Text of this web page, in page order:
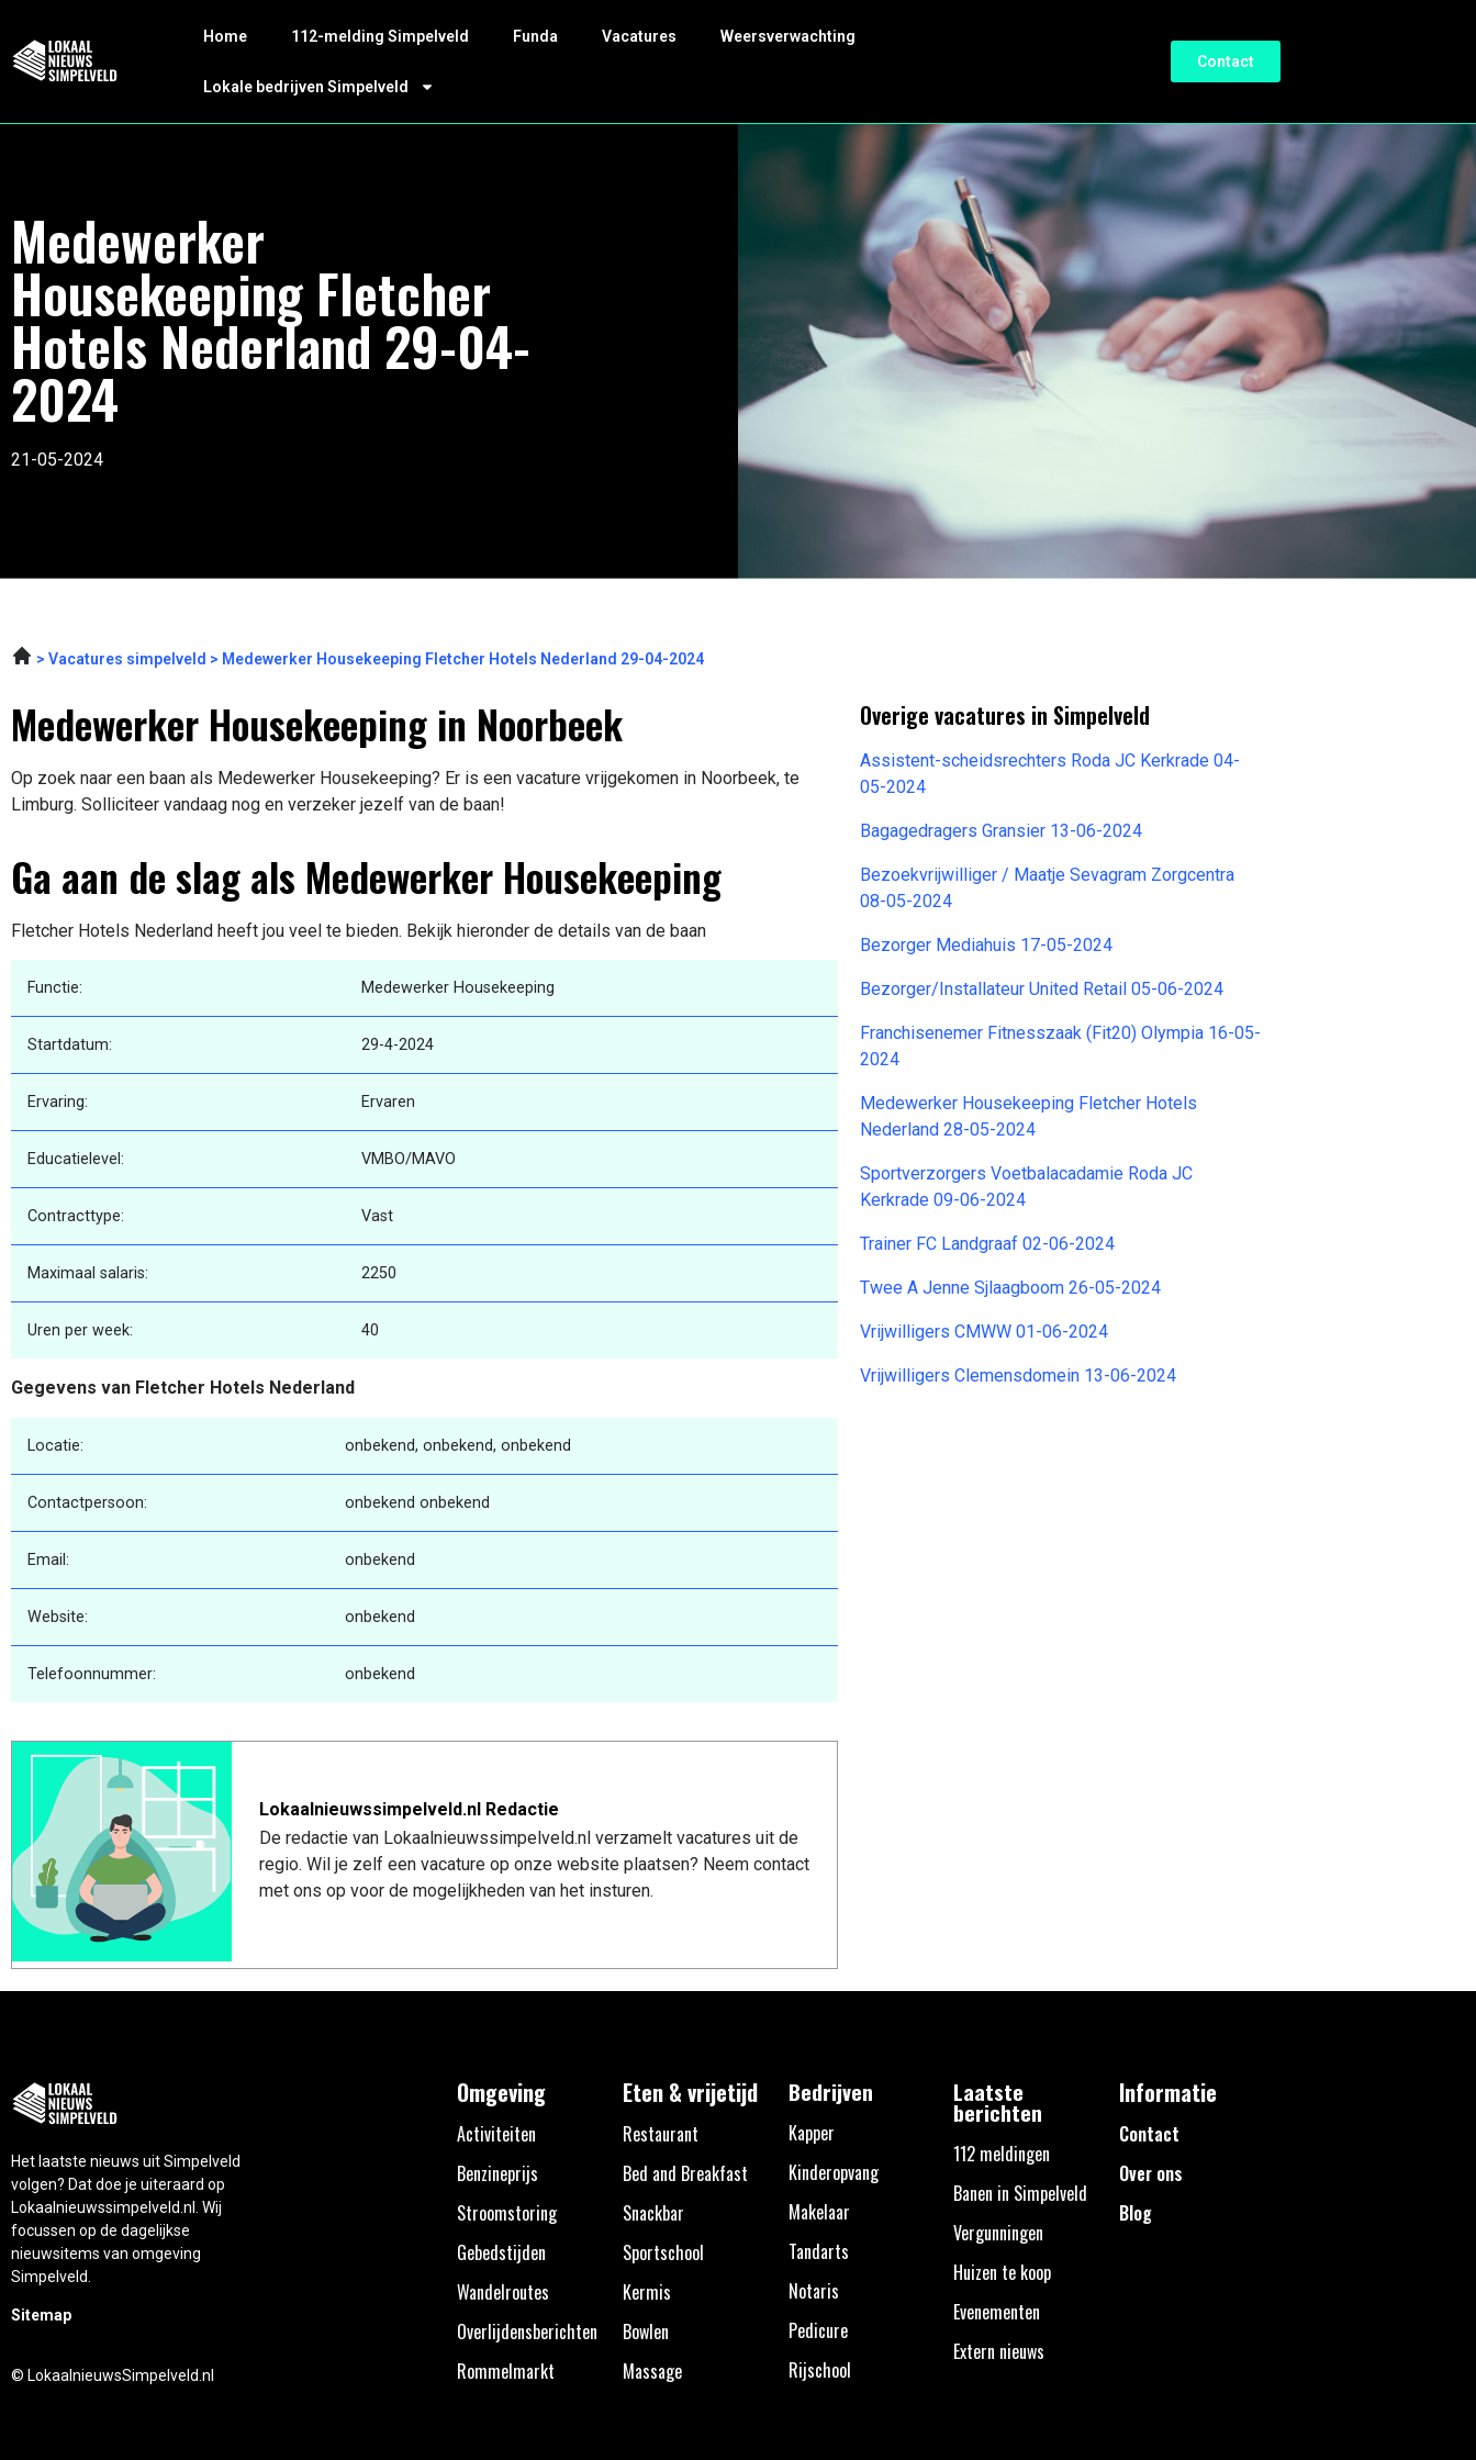
Home 112-melding Simpelveld Funda Vacatures Weersverwachting
Lokale bedrijven Simpelveld
Contact
Medewerker
Housekeeping Fletcher
Hotels Nederland 29-04-
2024
21-05-2024
Vacatures simpelveld Medewerker Housekeeping Fletcher Hotels Nederland 29-04-2024
Medewerker Housekeeping in Noorbeek
Op zoek naar een baan als Medewerker Housekeeping? Er is een vacature vrijgekomen in Noorbeek, te
Limburg. Solliciteer vandaag nog en verzeker jezelf van de baan!
Ga aan de slag als Medewerker Housekeeping
Fletcher Hotels Nederland heeft jou veel te bieden. Bekijk hieronder de details van de baan
Functie: Medewerker Housekeeping
Startdatum: 29-4-2024
Ervaring: Ervaren
Educatielevel: VMBO/MAVO
Contracttype: Vast
Maximaal salaris: 2250
Uren per week: 40
Gegevens van Fletcher Hotels Nederland
Locatie: onbekend, onbekend, onbekend
Contactpersoon: onbekend onbekend
Email: onbekend
Website: onbekend
Telefoonnummer: onbekend
Lokaalnieuwssimpelveld.nl Redactie
De redactie van Lokaalnieuwssimpelveld.nl verzamelt vacatures uit de
regio. Wil je zelf een vacature op onze website plaatsen? Neem contact
met ons op voor de mogelijkheden van het insturen.
Overige vacatures in Simpelveld
Assistent-scheidsrechters Roda JC Kerkrade 04-
05-2024
Bagagedragers Gransier 13-06-2024
Bezoekvrijwilliger / Maatje Sevagram Zorgcentra
08-05-2024
Bezorger Mediahuis 17-05-2024
Bezorger/Installateur United Retail 05-06-2024
Franchisenemer Fitnesszaak (Fit20) Olympia 16-05-
2024
Medewerker Housekeeping Fletcher Hotels
Nederland 28-05-2024
Sportverzorgers Voetbalacadamie Roda JC
Kerkrade 09-06-2024
Trainer FC Landgraaf 02-06-2024
Twee A Jenne Sjlaagboom 26-05-2024
Vrijwilligers CMWW 01-06-2024
Vrijwilligers Clemensdomein 13-06-2024
Het laatste nieuws uit Simpelveld
volgen? Dat doe je uiteraard op
Lokaalnieuwssimpelveld.nl. Wij
focussen op de dagelijkse
nieuwsitems van omgeving
Simpelveld.
Sitemap
© LokaalnieuwsSimpelveld.nl
Omgeving
Activiteiten
Benzineprijs
Stroomstoring
Gebedstijden
Wandelroutes
Overlijdensberichten
Rommelmarkt
Eten & vrijetijd
Restaurant
Bed and Breakfast
Snackbar
Sportschool
Kermis
Bowlen
Massage
Bedrijven
Kapper
Kinderopvang
Makelaar
Tandarts
Notaris
Pedicure
Rijschool
Laatste
berichten
112 meldingen
Banen in Simpelveld
Vergunningen
Huizen te koop
Evenementen
Extern nieuws
Informatie
Contact
Over ons
Blog